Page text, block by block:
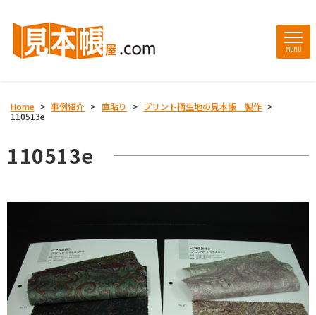
MENU
Home > 事例紹介 > 直貼り > プリント柄生地の見本帳 製作 >
110513e
110513e